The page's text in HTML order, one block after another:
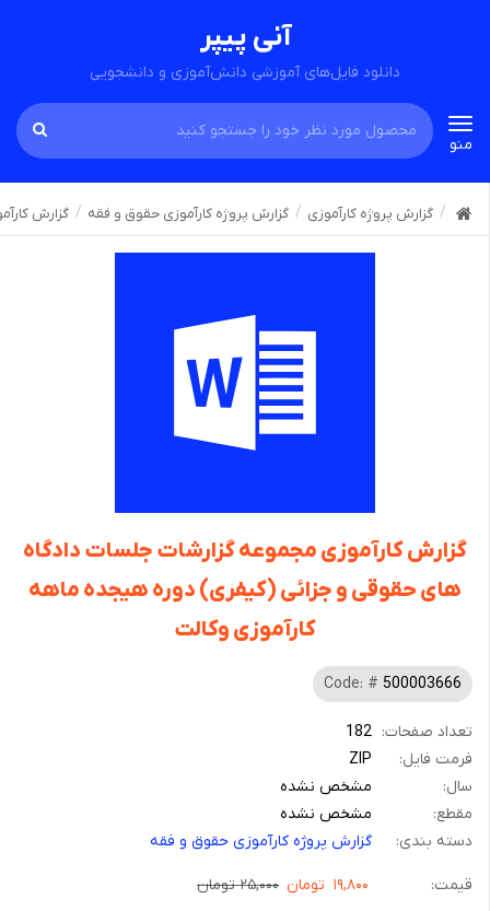
آنی پیپر
دانلود فایل‌های آموزشی دانش‌آموزی و دانشجویی
Toggle
navigation
منو
گزارش پروژه کارآموزی گزارش پروژه کارآموزی حقوق و فقه گزارش
گزارش کارآموزی مجموعه‌ گزارشات‌ جلسات‌ دادگاه
های‌ حقوقی‌ و جزائی‌ (کیفری‌) دوره‌ هیجده‌ ماهه‌
کارآموزی‌ وکالت‌
Code: # 500003666
تعداد صفحات: 182
فرمت فایل:
ZIP
سال:
مشخص نشده
مقطع:
مشخص نشده
دسته بندی:
گزارش پروژه کارآموزی حقوق و فقه
قیمت: ۱۹,۸۰۰ تومان ۲۵,۰۰۰ تومان